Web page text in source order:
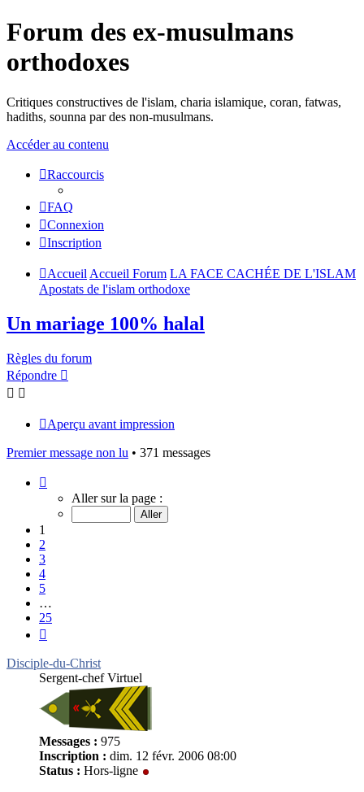
Forum des ex-musulmans
orthodoxes
Critiques constructives de l'islam, charia islamique, coran, fatwas,
hadiths, sounna par des non-musulmans.
Accéder au contenu
Raccourcis
FAQ
Connexion
Inscription
Accueil Accueil Forum LA FACE CACHÉE DE L'ISLAM
Apostats de l'islam orthodoxe
Un mariage 100% halal
Règles du forum
Répondre
Aperçu avant impression
Premier message non lu • 371 messages
sur
Aller sur la page :
1
2
3
4
5
…
25
Disciple-du-Christ
Sergent-chef Virtuel
Messages : 975
Inscription : dim. 12 févr. 2006 08:00
Status : Hors-ligne